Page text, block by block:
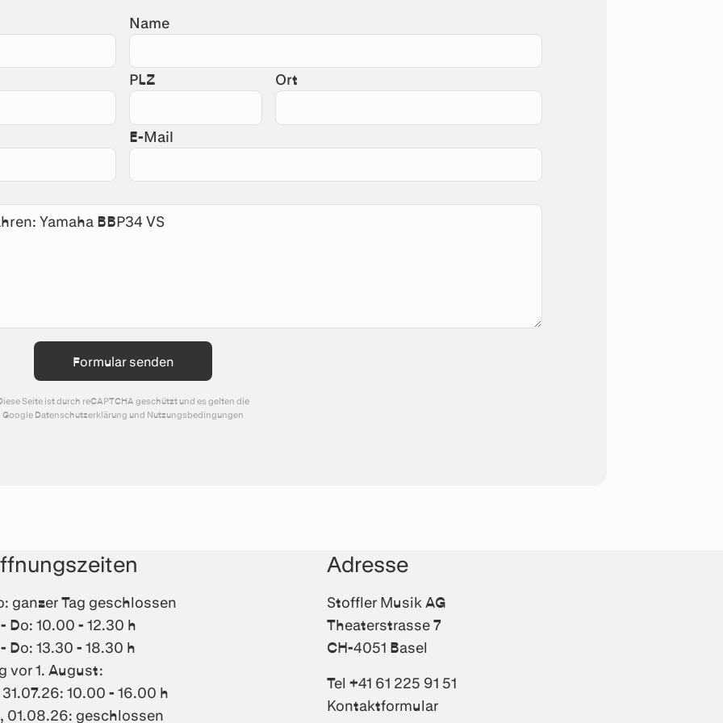
Name
PLZ Ort
E-Mail
Formular senden
Seite ist durch reCAPTCHA geschützt und es gelten die
Google Datenschutzerklärung und Nutzungsbedingungen
ganzer Tag geschlossen
Do: 10.00 - 12.30 h
Do: 13.30 - 18.30 h
vor 1. August:
31.07.26: 10.00 - 16.00 h
01.08.26: geschlossen
Adresse
Stoffler Musik AG
Theaterstrasse 7
CH-4051 Basel
Tel +41 61 225 91 51
Kontaktformular